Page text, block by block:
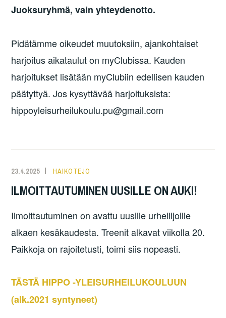
Juoksuryhmä, vain yhteydenotto.
Pidätämme oikeudet muutoksiin, ajankohtaiset
harjoitus aikataulut on myClubissa. Kauden
harjoitukset lisätään myClubiin edellisen kauden
päätyttyä. Jos kysyttävää harjoituksista:
hippoyleisurheilukoulu.pu@gmail.com
23.4.2025 HAIKOTEJO
ILMOITTAUTUMINEN UUSILLE ON AUKI!
Ilmoittautuminen on avattu uusille urheilijoille
alkaen kesäkaudesta. Treenit alkavat viikolla 20.
Paikkoja on rajoitetusti, toimi siis nopeasti.
TÄSTÄ HIPPO -YLEISURHEILUKOULUUN
(alk.2021 syntyneet)